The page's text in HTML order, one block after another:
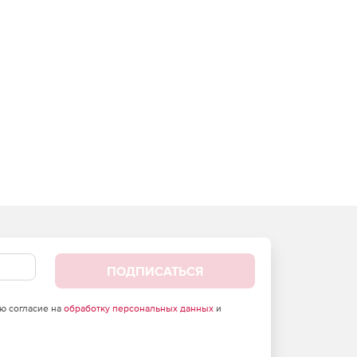
ПОДПИСАТЬСЯ
согласие на обработку персональных данныхи